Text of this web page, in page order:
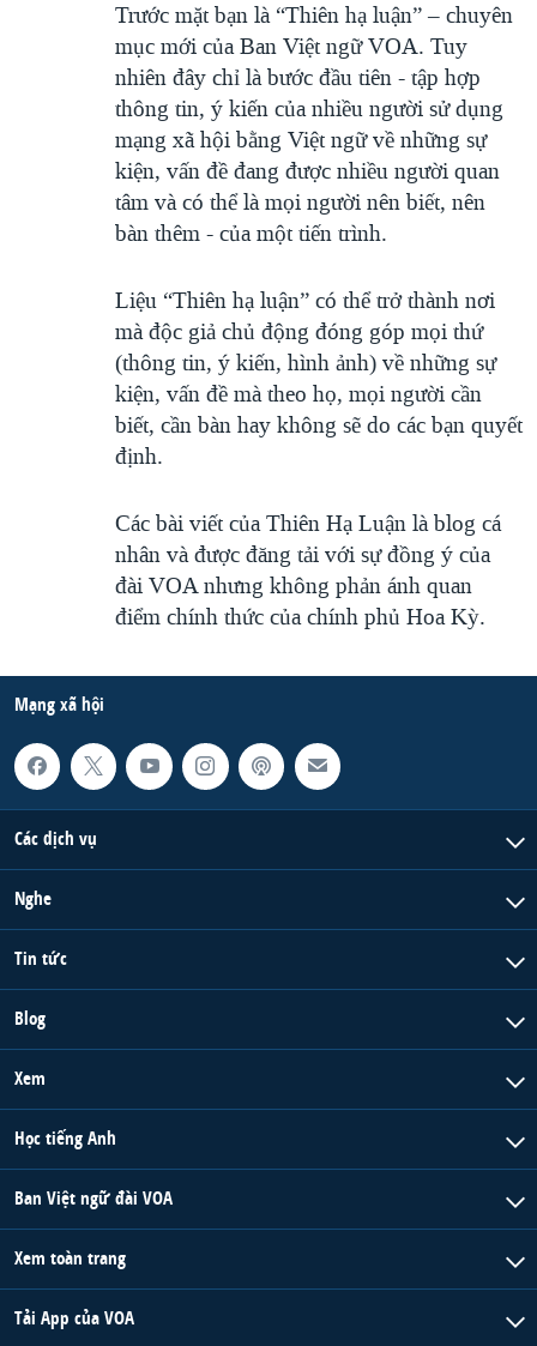
Trước mặt bạn là “Thiên hạ luận” – chuyên
mục mới của Ban Việt ngữ VOA. Tuy
nhiên đây chỉ là bước đầu tiên - tập hợp
thông tin, ý kiến của nhiều người sử dụng
mạng xã hội bằng Việt ngữ về những sự
kiện, vấn đề đang được nhiều người quan
tâm và có thể là mọi người nên biết, nên
bàn thêm - của một tiến trình.
Liệu “Thiên hạ luận” có thể trở thành nơi
mà độc giả chủ động đóng góp mọi thứ
(thông tin, ý kiến, hình ảnh) về những sự
kiện, vấn đề mà theo họ, mọi người cần
biết, cần bàn hay không sẽ do các bạn quyết
định.
Các bài viết của Thiên Hạ Luận là blog cá
nhân và được đăng tải với sự đồng ý của
đài VOA nhưng không phản ánh quan
điểm chính thức của chính phủ Hoa Kỳ.
Mạng xã hội
Các dịch vụ
Nghe
Tin tức
Blog
Xem
Học tiếng Anh
Ban Việt ngữ đài VOA
Xem toàn trang
Tải App của VOA